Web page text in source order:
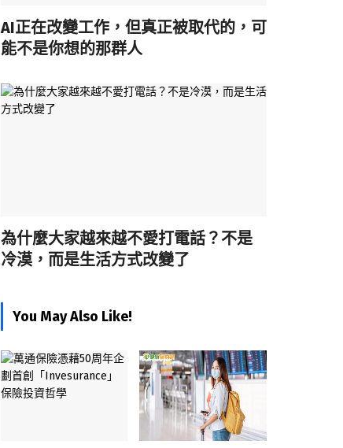
AI正在改變工作，但真正被取代的，可
能不是你想的那群人
為什麼大家越來越不愛打電話？不是
冷漠，而是生活方式改變了
You May Also Like!